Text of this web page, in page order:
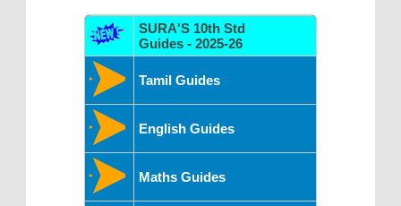
SURA'S 10th Std
Guides - 2025-26
Tamil Guides
English Guides
Maths Guides